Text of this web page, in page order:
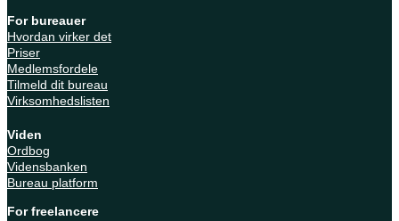
For bureauer
Hvordan virker det
Priser
Medlemsfordele
Tilmeld dit bureau
Virksomhedslisten
Viden
Ordbog
Vidensbanken
Bureau platform
For freelancere